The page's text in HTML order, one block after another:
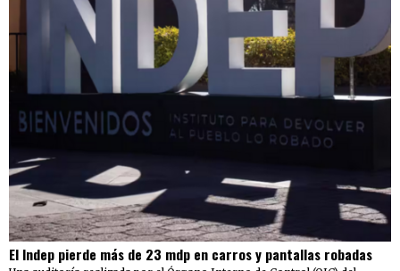
El Indep pierde más de 23 mdp en carros y pantallas robadas